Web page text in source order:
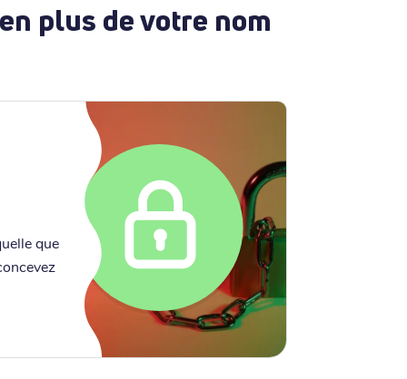
plus de votre nom
que